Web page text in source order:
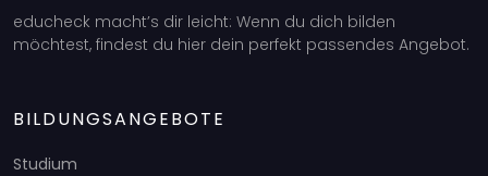
educheck macht’s dir leicht: Wenn du dich bilden
möchtest, findest du hier dein perfekt passendes Angebot.
BILDUNGSANGEBOTE
Studium